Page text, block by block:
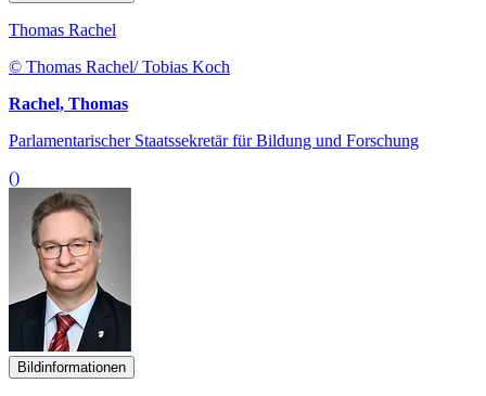
Thomas Rachel
© Thomas Rachel/ Tobias Koch
Rachel, Thomas
Parlamentarischer Staatssekretär für Bildung und Forschung
()
Bildinformationen